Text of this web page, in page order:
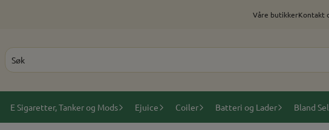
Våre butikkerKontakt
E Sigaretter, Tanker og Mods Ejuice Coiler Batteri og Lader Bland